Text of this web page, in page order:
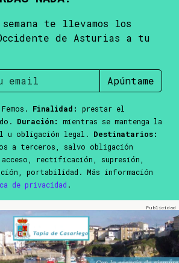
te llevamos los
de Asturias a tu
Apúntame
Finalidad:
prestar el
Duración:
mientras se mantenga la
u obligación legal. Destinatarios:
a terceros, salvo obligación
acceso, rectificación, supresión,
portabilidad. Más información
de privacidad .